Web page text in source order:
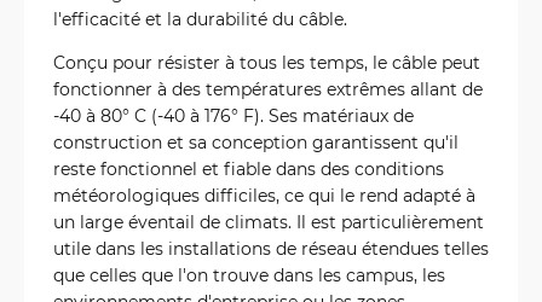
l'efficacité et la durabilité du câble.
Conçu pour résister à tous les temps, le câble peut
fonctionner à des températures extrêmes allant de
-40 à 80° C (-40 à 176° F). Ses matériaux de
construction et sa conception garantissent qu'il
reste fonctionnel et fiable dans des conditions
météorologiques difficiles, ce qui le rend adapté à
un large éventail de climats. Il est particulièrement
utile dans les installations de réseau étendues telles
que celles que l'on trouve dans les campus, les